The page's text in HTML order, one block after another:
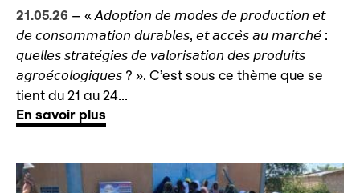
21.05.26 – « 𝘈𝘥𝘰𝘱𝘵𝘪𝘰𝘯 𝘥𝘦 𝘮𝘰𝘥𝘦𝘴 𝘥𝘦 𝘱𝘳𝘰𝘥𝘶𝘤𝘵𝘪𝘰𝘯 𝘦𝘵
𝘥𝘦 𝘤𝘰𝘯𝘴𝘰𝘮𝘮𝘢𝘵𝘪𝘰𝘯 𝘥𝘶𝘳𝘢𝘣𝘭𝘦𝘴, 𝘦𝘵 𝘢𝘤𝘤𝘦̀𝘴 𝘢𝘶 𝘮𝘢𝘳𝘤𝘩𝘦́ :
𝘲𝘶𝘦𝘭𝘭𝘦𝘴 𝘴𝘵𝘳𝘢𝘵𝘦́𝘨𝘪𝘦𝘴 𝘥𝘦 𝘷𝘢𝘭𝘰𝘳𝘪𝘴𝘢𝘵𝘪𝘰𝘯 𝘥𝘦𝘴 𝘱𝘳𝘰𝘥𝘶𝘪𝘵𝘴
𝘢𝘨𝘳𝘰𝘦́𝘤𝘰𝘭𝘰𝘨𝘪𝘲𝘶𝘦𝘴 ? ». C’est sous ce thème que se
tient du 21 au 24...
En savoir plus